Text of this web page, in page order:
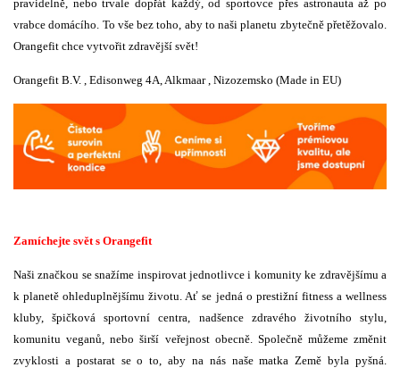
pravidelně, nebo trvale dopřát každý, od sportovce přes astronauta až po
vrabce domácího. To vše bez toho, aby to naši planetu zbytečně přetěžovalo.
Orangefit chce vytvořit zdravější svět!
Orangefit B.V. , Edisonweg 4A, Alkmaar , Nizozemsko (Made in EU)
Zamíchejte svět s Orangefit
Naši značkou se snažíme inspirovat jednotlivce i komunity ke zdravějšímu a
k planetě ohleduplnějšímu životu. Ať se jedná o prestižní fitness a wellness
kluby, špičková sportovní centra, nadšence zdravého životního stylu,
komunitu veganů, nebo širší veřejnost obecně. Společně můžeme změnit
zvyklosti a postarat se o to, aby na nás naše matka Země byla pyšná.